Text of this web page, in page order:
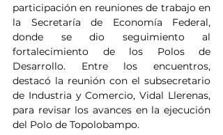
participación en reuniones de trabajo en
la Secretaría de Economía Federal,
donde se dio seguimiento al
fortalecimiento de los Polos de
Desarrollo. Entre los encuentros,
destacó la reunión con el subsecretario
de Industria y Comercio, Vidal Llerenas,
para revisar los avances en la ejecución
del Polo de Topolobampo.